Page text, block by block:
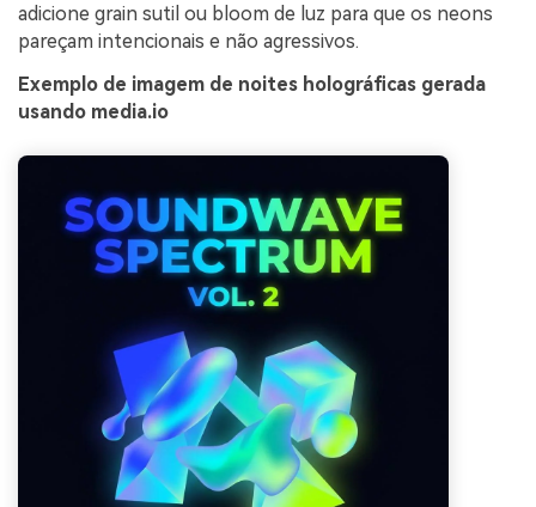
adicione grain sutil ou bloom de luz para que os neons
pareçam intencionais e não agressivos.
Exemplo de imagem de noites holográficas gerada
usando media.io